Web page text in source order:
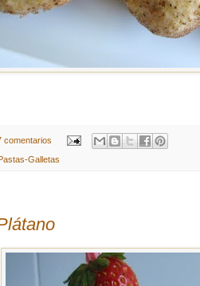
comentarios
Galletas